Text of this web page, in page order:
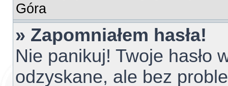
Góra
» Zapomniałem hasła!
Nie panikuj! Twoje hasło
odzyskane, ale bez